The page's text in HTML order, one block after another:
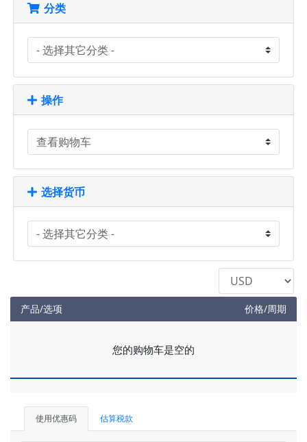
分类
操作
选择货币
产品/选项 价格/周期
您的购物车是空的
使用优惠码 估算税款